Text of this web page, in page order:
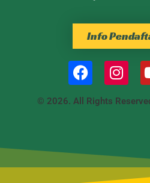
Info
© 2026. All Rights